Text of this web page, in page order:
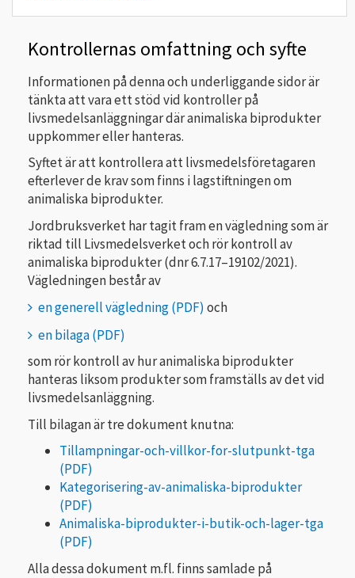
Kontrollernas omfattning och syfte
Informationen på denna och underliggande sidor är
tänkta att vara ett stöd vid kontroller på
livsmedelsanläggningar där animaliska biprodukter
uppkommer eller hanteras.
Syftet är att kontrollera att livsmedelsföretagaren
efterlever de krav som finns i lagstiftningen om
animaliska biprodukter.
Jordbruksverket har tagit fram en vägledning som är
riktad till Livsmedelsverket och rör kontroll av
animaliska biprodukter (dnr 6.7.17–19102/2021).
Vägledningen består av
en generell vägledning
och
en bilaga
som rör kontroll av hur animaliska biprodukter
hanteras liksom produkter som framställs av det vid
livsmedelsanläggning.
Till bilagan är tre dokument knutna:
Tillampningar-och-villkor-for-slutpunkt-tga
Kategorisering-av-animaliska-biprodukter
Animaliska-biprodukter-i-butik-och-lager-tga
Alla dessa dokument m.fl. finns samlade på